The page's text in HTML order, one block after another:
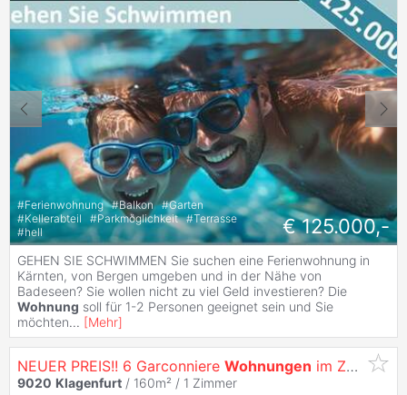
#Ferienwohnung #Balkon #Garten
#Kellerabteil #Parkmöglichkeit #Terrasse
#hell € 125.000,-
GEHEN SIE SCHWIMMEN Sie suchen eine Ferienwohnung in
Kärnten, von Bergen umgeben und in der Nähe von
Badeseen? Sie wollen nicht zu viel Geld investieren? Die
Wohnung soll für 1-2 Personen geeignet sein und Sie
möchten... [Mehr]
NEUER PREIS!! 6 Garconniere Wohnungen im Zentrum
9020 Klagenfurt / 160m² / 1 Zimmer